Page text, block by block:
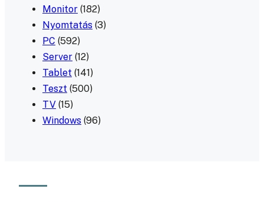
Monitor (182)
Nyomtatás (3)
PC (592)
Server (12)
Tablet (141)
Teszt (500)
TV (15)
Windows (96)